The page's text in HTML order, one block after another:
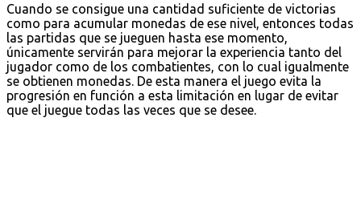
Cuando se consigue una cantidad suficiente de victorias
como para acumular monedas de ese nivel, entonces todas
las partidas que se jueguen hasta ese momento,
únicamente servirán para mejorar la experiencia tanto del
jugador como de los combatientes, con lo cual igualmente
se obtienen monedas. De esta manera el juego evita la
progresión en función a esta limitación en lugar de evitar
que el juegue todas las veces que se desee.